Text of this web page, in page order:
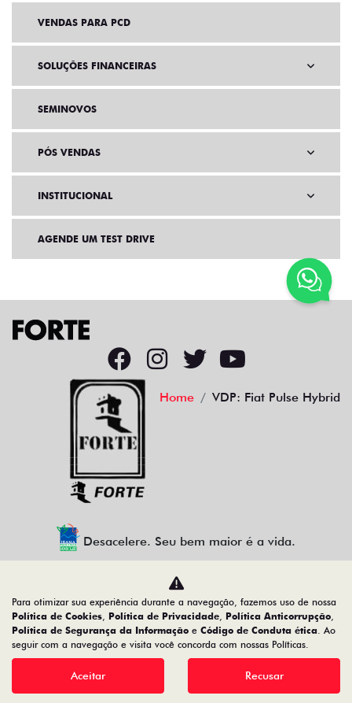
VENDAS PARA PCD
SOLUÇÕES FINANCEIRAS
SEMINOVOS
PÓS VENDAS
INSTITUCIONAL
AGENDE UM TEST DRIVE
Home VDP: Fiat Pulse Hybrid
Desacelere. Seu bem maior é a vida.
CMJ - COMERCIO DE VEICULOS LTDA.
05.026.792/0004-30
Desenvolvido pela DEALERSPACE ® Direitos Reservados.
Para otimizar sua experiência durante a navegação, fazemos uso de nossa
Política de Cookies, Política de Privacidade, Política Anticorrupção,
Política de Segurança da Informação e Código de Conduta ética. Ao
seguir com a navegação e visita você concorda com nossas Políticas.
Aceitar Recusar